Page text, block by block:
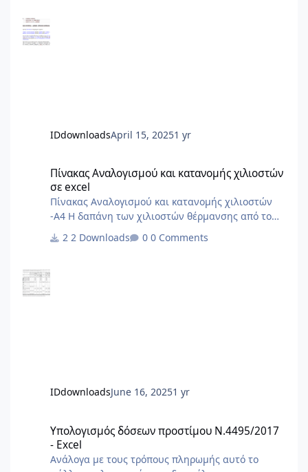
IDdownloadsApril 15, 20251 yr
Πίνακας Αναλογισμού και κατανομής χιλιοστών
σε excel
Πίνακας Αναλογισμού και κατανομής χιλιοστών
-Α4 Η δαπάνη των χιλιοστών θέρμανσης από το
ΠΔ'85 και μετά δεν γίνεται με σταθερά χιλιοστά
αλλά με δύο συντελεστές, έναν για την χρέωση με
2 Downloads 0 Comments
IDdownloadsJune 16, 20251 yr
Υπολογισμός δόσεων προστίμου Ν.4495/2017
- Excel
Ανάλογα με τους τρόπους πληρωμής αυτό το